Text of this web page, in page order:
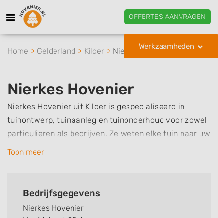
OFFERTES AANVRAGEN
Werkzaamheden
Home Gelderland Kilder Nierkes Hovenier
Nierkes Hovenier
Nierkes Hovenier uit Kilder is gespecialiseerd in
tuinontwerp, tuinaanleg en tuinonderhoud voor zowel
particulieren als bedrijven. Ze weten elke tuin naar uw
smaak in te richten, of het nu gaat om een strakke en
tuin is een goed tuinontwerp, en op basis van uw
professioneel ontwerp voor u uitwerken. En wanneer
Toon meer
Bedrijfsgegevens
Nierkes Hovenier